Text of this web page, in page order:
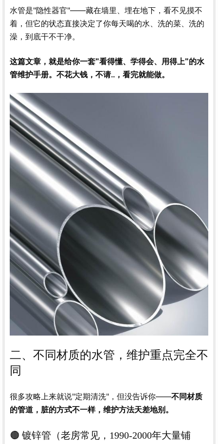
水管是"隐性器官"——藏在墙里、埋在地下，看不见摸不
着，但它的状态直接决定了你每天喝的水、洗的菜、洗的
澡，到底干不干净。
这篇文章，就是给你一套"看得懂、学得会、用得上"的水
管维护手册。不花大钱，不请..，看完就能做。
二、不同材质的水管，维护重点完全不
同
很多攻略上来就说"定期清洗"，但没告诉你——不同材质
的管道，脏的方式不一样，维护方法天差地别。
🟤 镀锌管（老房常见，1990-2000年大量铺